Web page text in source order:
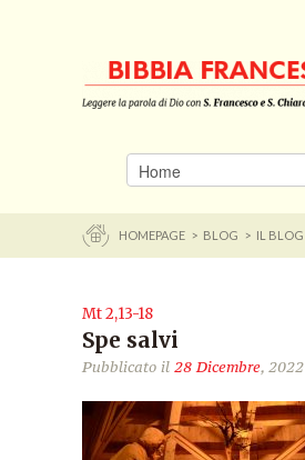
HOMEPAGE > BLOG > IL BLOG
Mt 2,13-18
Spe salvi
Pubblicato il 28 Dicembre, 2022